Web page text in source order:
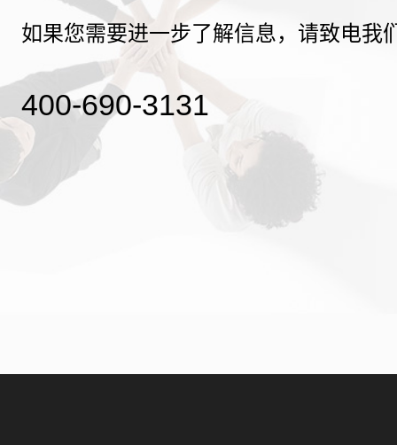
如果您需要进一步了解信息，请致电我
400-690-3131